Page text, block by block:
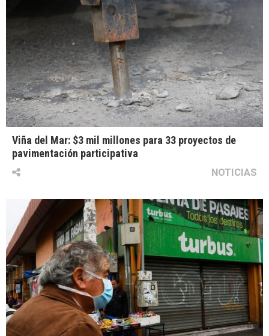
Viña del Mar: $3 mil millones para 33 proyectos de
pavimentación participativa
NOTICIAS